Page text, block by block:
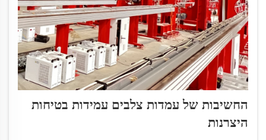
החשיבות של עמדות צלבים עמידות בטיחות
היצרנות